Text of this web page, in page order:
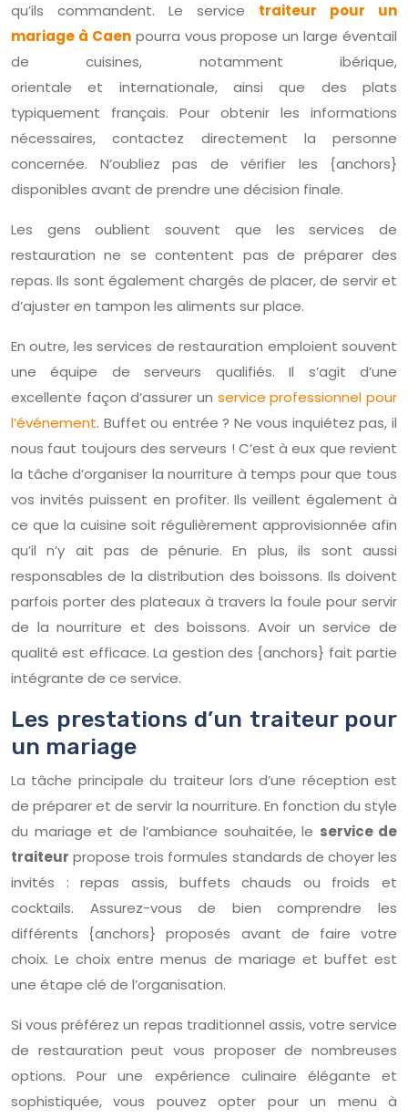
qu’ils commandent. Le service traiteur pour un
mariage à Caenpourra vous propose un large éventail
de cuisines, notamment ibérique,
orientale et internationale, ainsi que des plats
typiquement français. Pour obtenir les informations
nécessaires, contactez directement la personne
concernée. N’oubliez pas de vérifier les {anchors}
disponibles avant de prendre une décision finale.
Les gens oublient souvent que les services de
restauration ne se contentent pas de préparer des
repas. Ils sont également chargés de placer, de servir et
d’ajuster en tampon les aliments sur place.
En outre, les services de restauration emploient souvent
une équipe de serveurs qualifiés. Il s’agit d’une
excellente façon d’assurer un service professionnel pour
l’événement. Buffet ou entrée ? Ne vous inquiétez pas, il
nous faut toujours des serveurs ! C’est à eux que revient
la tâche d’organiser la nourriture à temps pour que tous
vos invités puissent en profiter. Ils veillent également à
ce que la cuisine soit régulièrement approvisionnée afin
qu’il n’y ait pas de pénurie. En plus, ils sont aussi
responsables de la distribution des boissons. Ils doivent
parfois porter des plateaux à travers la foule pour servir
de la nourriture et des boissons. Avoir un service de
qualité est efficace. La gestion des {anchors} fait partie
intégrante de ce service.
Les prestations d’un traiteur pour
un mariage
La tâche principale du traiteur lors d’une réception est
de préparer et de servir la nourriture. En fonction du style
du mariage et de l’ambiance souhaitée, le service de
traiteur propose trois formules standards de choyer les
invités : repas assis, buffets chauds ou froids et
cocktails. Assurez-vous de bien comprendre les
différents {anchors} proposés avant de faire votre
choix. Le choix entre menus de mariage et buffet est
une étape clé de l’organisation.
Si vous préférez un repas traditionnel assis, votre service
de restauration peut vous proposer de nombreuses
options. Pour une expérience culinaire élégante et
sophistiquée, vous pouvez opter pour un menu à